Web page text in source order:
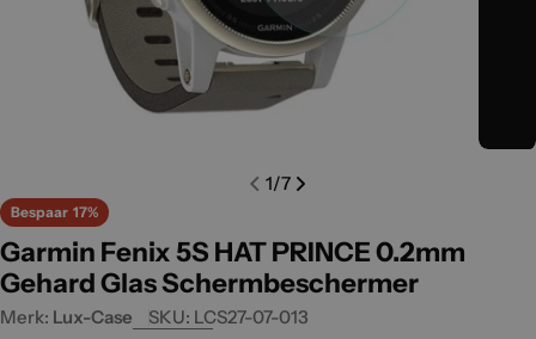
1/7
Bespaar 17%
Garmin Fenix 5S HAT PRINCE 0.2mm
Gehard Glas Schermbeschermer
Merk: Lux-Case SKU: LCS27-07-013